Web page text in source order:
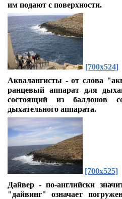
им подают с поверхности.
[700x524]
Аквалангисты - от слова
ранцевый аппарат для
состоящий из баллонов
дыхательного аппарата.
[700x525]
Дайвер - по-английски
"дайвинг" означает